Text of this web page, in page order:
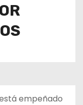
empeñado